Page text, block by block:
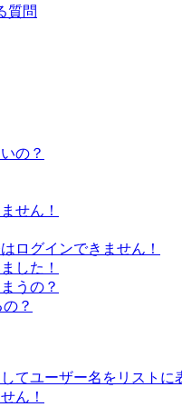
質問
の？
せん！
ログインできません！
した！
うの？
？
てユーザー名をリストに
ん！